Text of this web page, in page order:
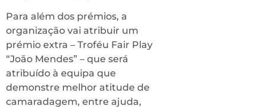
Para além dos prémios, a
organização vai atribuir um
prémio extra – Troféu Fair Play
“João Mendes” – que será
atribuído à equipa que
demonstre melhor atitude de
camaradagem, entre ajuda,